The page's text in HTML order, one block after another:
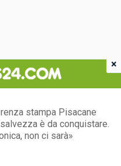
stampa Pisacane
è da conquistare.
non ci sarà»
×